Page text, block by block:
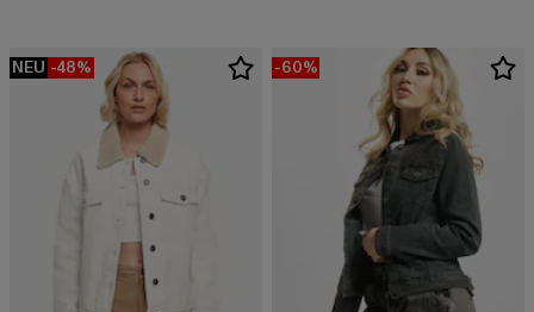
NEU -48% -60%